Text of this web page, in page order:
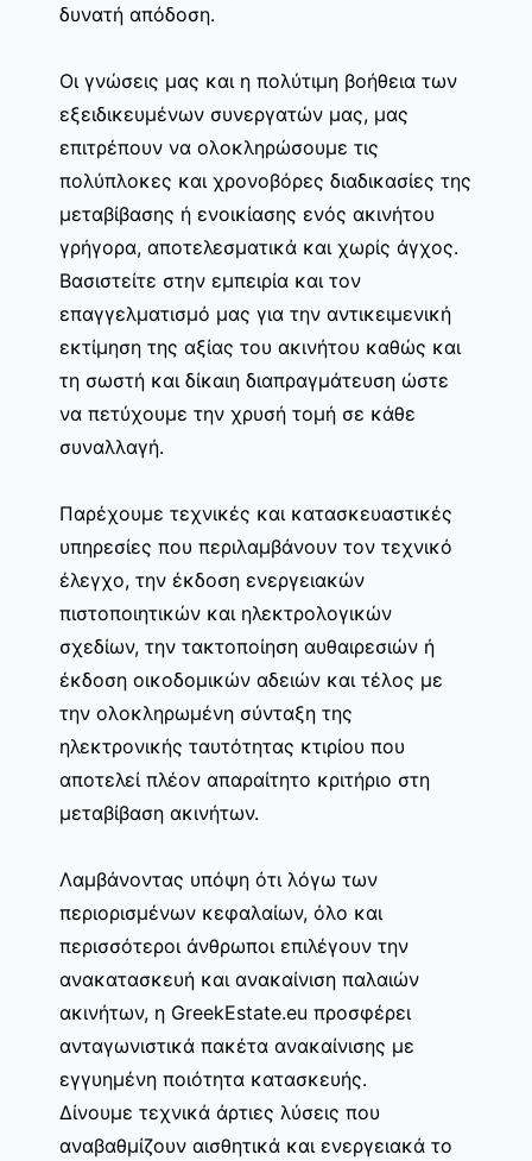
δυνατή απόδοση.
Οι γνώσεις μας και η πολύτιμη βοήθεια των
εξειδικευμένων συνεργατών μας, μας
επιτρέπουν να ολοκληρώσουμε τις
πολύπλοκες και χρονοβόρες διαδικασίες της
μεταβίβασης ή ενοικίασης ενός ακινήτου
γρήγορα, αποτελεσματικά και χωρίς άγχος.
Βασιστείτε στην εμπειρία και τον
επαγγελματισμό μας για την αντικειμενική
εκτίμηση της αξίας του ακινήτου καθώς και
τη σωστή και δίκαιη διαπραγμάτευση ώστε
να πετύχουμε την χρυσή τομή σε κάθε
συναλλαγή.
Παρέχουμε τεχνικές και κατασκευαστικές
υπηρεσίες που περιλαμβάνουν τον τεχνικό
έλεγχο, την έκδοση ενεργειακών
πιστοποιητικών και ηλεκτρολογικών
σχεδίων, την τακτοποίηση αυθαιρεσιών ή
έκδοση οικοδομικών αδειών και τέλος με
την ολοκληρωμένη σύνταξη της
ηλεκτρονικής ταυτότητας κτιρίου που
αποτελεί πλέον απαραίτητο κριτήριο στη
μεταβίβαση ακινήτων.
Λαμβάνοντας υπόψη ότι λόγω των
περιορισμένων κεφαλαίων, όλο και
περισσότεροι άνθρωποι επιλέγουν την
ανακατασκευή και ανακαίνιση παλαιών
ακινήτων, η GreekEstate.eu προσφέρει
ανταγωνιστικά πακέτα ανακαίνισης με
εγγυημένη ποιότητα κατασκευής.
Δίνουμε τεχνικά άρτιες λύσεις που
αναβαθμίζουν αισθητικά και ενεργειακά το